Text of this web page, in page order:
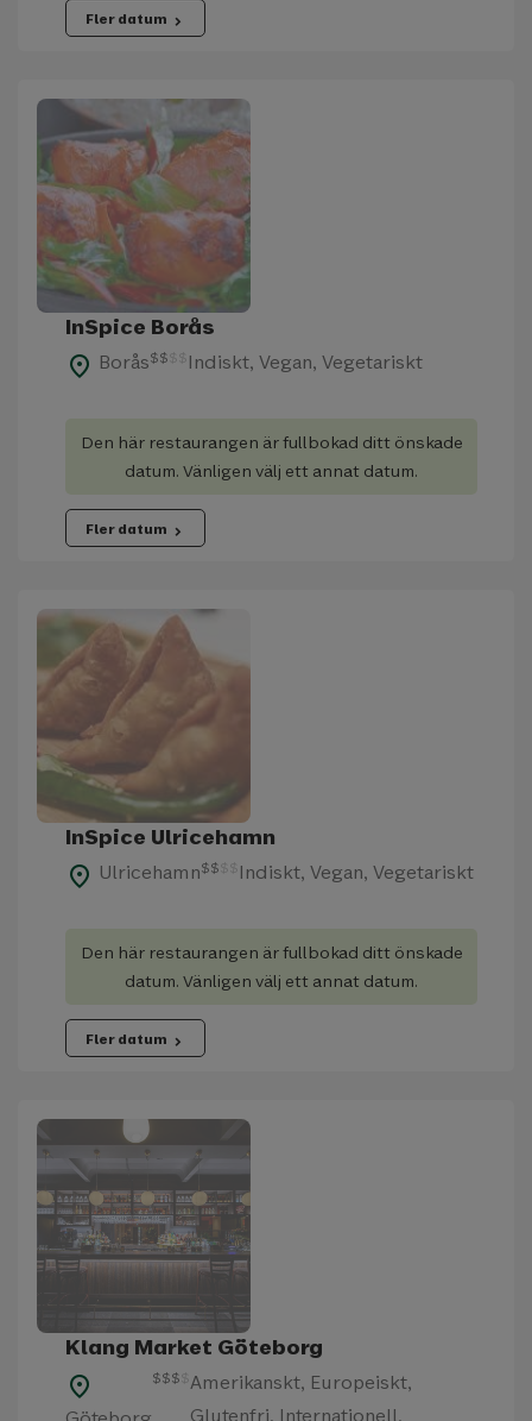
Fler datum chevron_right
InSpice Borås
place Borås$$ $ $ Indiskt, Vegan, Vegetariskt
Den här restaurangen är fullbokad ditt önskade
datum. Vänligen välj ett annat datum.
Fler datum chevron_right
InSpice Ulricehamn
place Ulricehamn$$ $ $ Indiskt, Vegan, Vegetariskt
Den här restaurangen är fullbokad ditt önskade
datum. Vänligen välj ett annat datum.
Fler datum chevron_right
Klang Market Göteborg
place $$$ $Amerikanskt, Europeiskt,
Glutenfri, Internationell,